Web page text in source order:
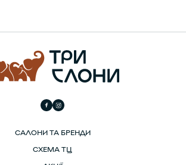
САЛОНИ ТА БРЕНДИ
СХЕМА ТЦ